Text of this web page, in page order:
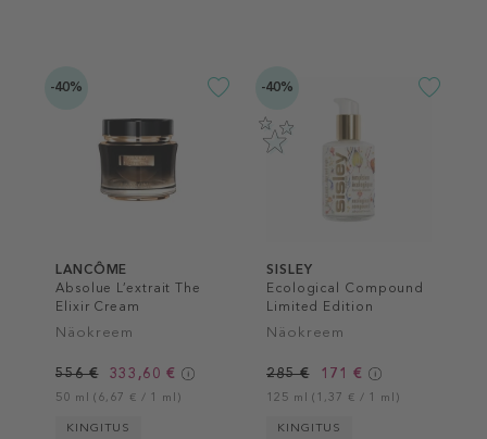
-40%
LANCÔME
Absolue L’extrait The
Elixir Cream
Näokreem
556 € 333,60 €
50 ml (6,67 € / 1 ml)
KINGITUS
-40%
SISLEY
Ecological Compound
Limited Edition
Näokreem
285 € 171 €
125 ml (1,37 € / 1 ml)
KINGITUS